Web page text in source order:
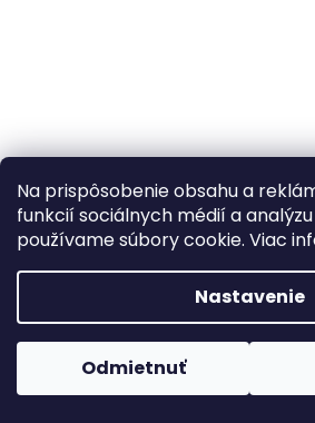
Na prispôsobenie obsahu a
funkcií sociálnych médií a
používame súbory cookie. Viac
Nastavenie
Odmietnuť